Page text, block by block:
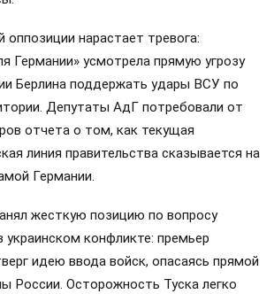
оппозиции нарастает тревога:
Германии» усмотрела прямую угрозу
Берлина поддержать удары ВСУ по
Депутаты АдГ потребовали от
отчета о том, как текущая
линия правительства сказывается на
Германии.
жесткую позицию по вопросу
украинском конфликте: премьер
идею ввода войск, опасаясь прямой
России. Осторожность Туска легко